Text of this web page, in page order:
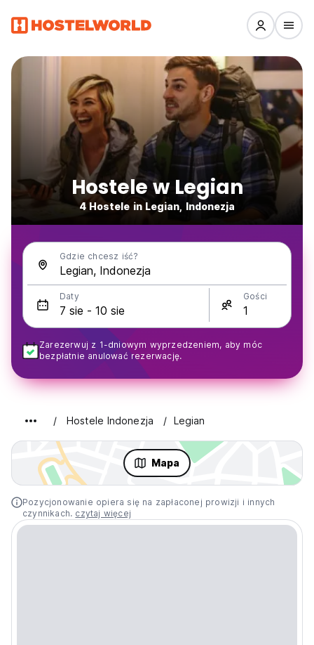
Hostele w Legian
4 Hostele in Legian, Indonezja
Gdzie chcesz iść?
Daty Gości
Zarezerwuj z 1-dniowym wyprzedzeniem, aby móc
bezpłatnie anulować rezerwację.
Hostele Indonezja Legian
Mapa
Pozycjonowanie opiera się na zapłaconej prowizji i innych
czynnikach. czytaj więcej